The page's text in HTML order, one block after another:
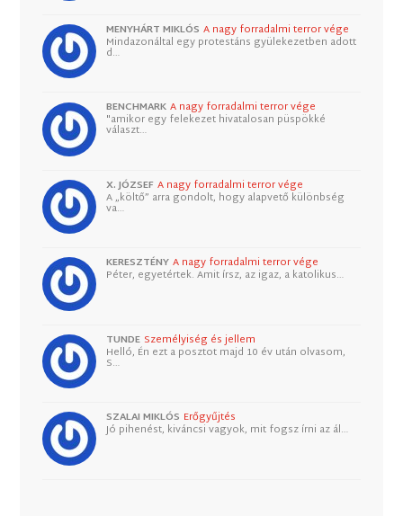
MENYHÁRT MIKLÓS A nagy forradalmi terror vége
Mindazonáltal egy protestáns gyülekezetben adott
d…
BENCHMARK A nagy forradalmi terror vége
"amikor egy felekezet hivatalosan püspökké
választ…
X. JÓZSEF A nagy forradalmi terror vége
A „költő” arra gondolt, hogy alapvető különbség
va…
KERESZTÉNY A nagy forradalmi terror vége
Péter, egyetértek. Amit írsz, az igaz, a katolikus…
TUNDE Személyiség és jellem
Helló, Én ezt a posztot majd 10 év után olvasom,
S…
SZALAI MIKLÓS Erőgyűjtés
Jó pihenést, kiváncsi vagyok, mit fogsz írni az ál…